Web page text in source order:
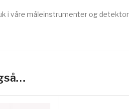
i våre måleinstrumenter og